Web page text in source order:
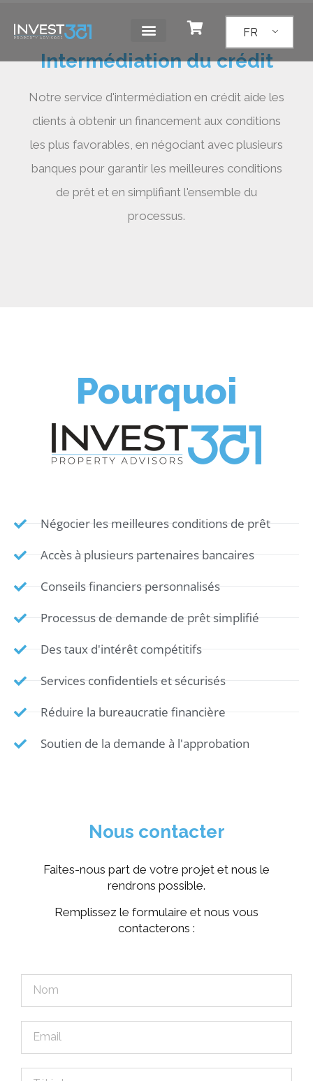
FR
Intermédiation du crédit
Notre service d'intermédiation en crédit aide les
clients à obtenir un financement aux conditions
les plus favorables, en négociant avec plusieurs
banques pour garantir les meilleures conditions
de prêt et en simplifiant l'ensemble du
processus.
Pourquoi
Négocier les meilleures conditions de prêt
Accès à plusieurs partenaires bancaires
Conseils financiers personnalisés
Processus de demande de prêt simplifié
Des taux d'intérêt compétitifs
Services confidentiels et sécurisés
Réduire la bureaucratie financière
Soutien de la demande à l'approbation
Nous contacter
Faites-nous part de votre projet et nous le
rendrons possible.
Remplissez le formulaire et nous vous
contacterons :